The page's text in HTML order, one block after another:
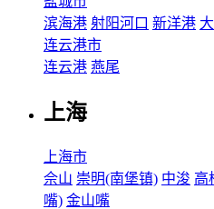
滨海港 射阳河口 新洋港
连云港市
连云港 燕尾
上海
上海市
佘山 崇明(南堡镇) 中浚 高
嘴) 金山嘴